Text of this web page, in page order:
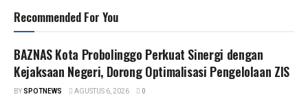
Recommended For You
BAZNAS Kota Probolinggo Perkuat Sinergi dengan
Kejaksaan Negeri, Dorong Optimalisasi Pengelolaan ZIS
BYSPOTNEWS AGUSTUS 6, 2026 0